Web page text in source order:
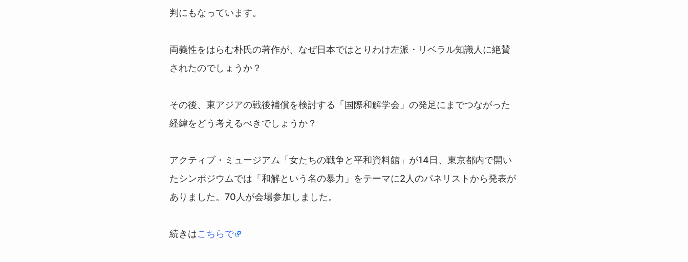
判にもなっています。
両義性をはらむ朴氏の著作が、なぜ日本ではとりわけ左派・リベラル知識人に絶賛
されたのでしょうか？
その後、東アジアの戦後補償を検討する「国際和解学会」の発足にまでつながった
経緯をどう考えるべきでしょうか？
アクティブ・ミュージアム「女たちの戦争と平和資料館」が14日、東京都内で開い
たシンポジウムでは「和解という名の暴力」をテーマに2人のパネリストから発表が
ありました。70人が会場参加しました。
続きはこちらで